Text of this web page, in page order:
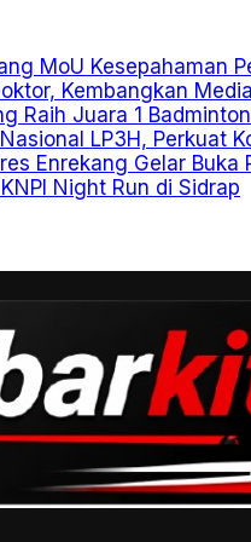
MoU Kesepahaman
Kembangkan
Raih Juara 1
LP3H, Perkuat
Enrekang Gelar
Night Run di Sidrap